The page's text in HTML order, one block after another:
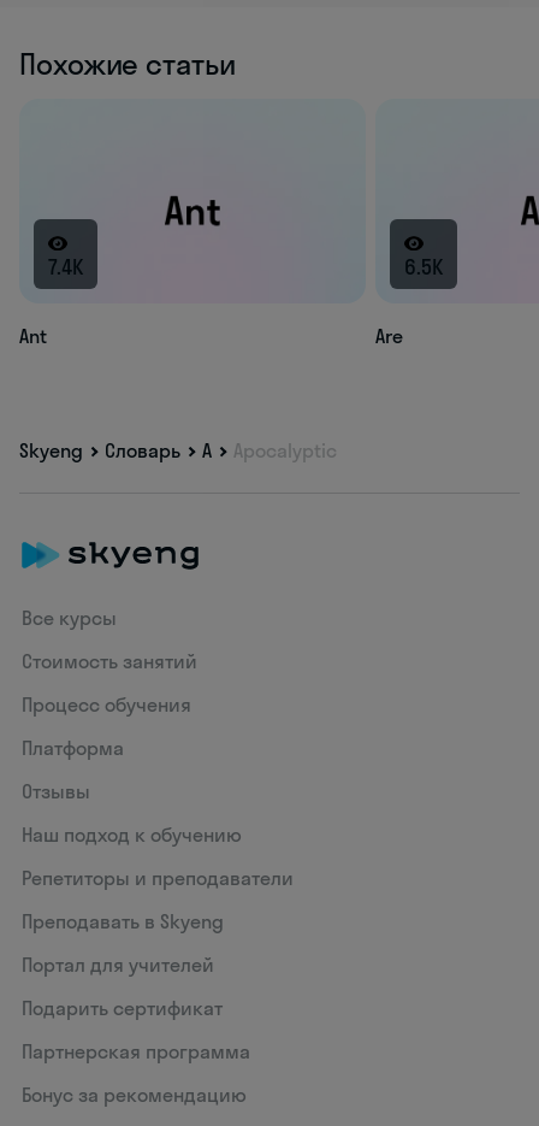
Похожие статьи
7.4K
Ant
6.5K
Are
Skyeng Словарь A Apocalyptic
Все курсы
Стоимость занятий
Процесс обучения
Платформа
Отзывы
Наш подход к обучению
Репетиторы и преподаватели
Преподавать в Skyeng
Портал для учителей
Подарить сертификат
Партнерская программа
Бонус за рекомендацию